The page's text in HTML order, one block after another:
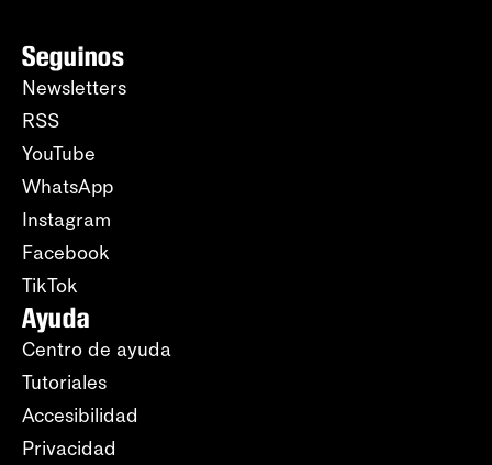
Seguinos
Newsletters
RSS
YouTube
WhatsApp
Instagram
Facebook
TikTok
Ayuda
Centro de ayuda
Tutoriales
Accesibilidad
Privacidad